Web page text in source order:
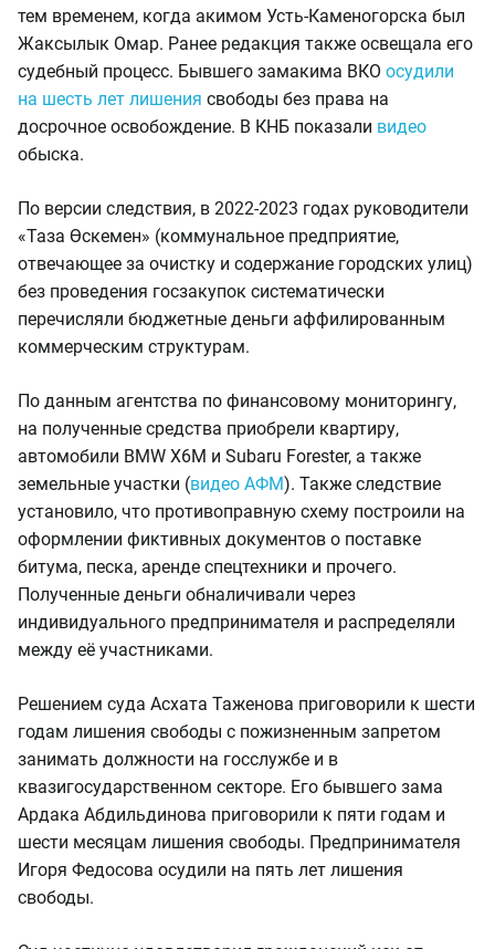
тем временем, когда акимом Усть-Каменогорска был
Жаксылык Омар. Ранее редакция также освещала его
судебный процесс. Бывшего замакима ВКО осудили
на шесть лет лишения свободы без права на
досрочное освобождение. В КНБ показали видео
обыска.
По версии следствия, в 2022-2023 годах руководители
«Таза Өскемен» (коммунальное предприятие,
отвечающее за очистку и содержание городских улиц)
без проведения госзакупок систематически
перечисляли бюджетные деньги аффилированным
коммерческим структурам.
По данным агентства по финансовому мониторингу,
на полученные средства приобрели квартиру,
автомобили BMW X6M и Subaru Forester, а также
земельные участки (видео АФМ). Также следствие
установило, что противоправную схему построили на
оформлении фиктивных документов о поставке
битума, песка, аренде спецтехники и прочего.
Полученные деньги обналичивали через
индивидуального предпринимателя и распределяли
между её участниками.
Решением суда Асхата Таженова приговорили к шести
годам лишения свободы с пожизненным запретом
занимать должности на госслужбе и в
квазигосударственном секторе. Его бывшего зама
Ардака Абдильдинова приговорили к пяти годам и
шести месяцам лишения свободы. Предпринимателя
Игоря Федосова осудили на пять лет лишения
свободы.